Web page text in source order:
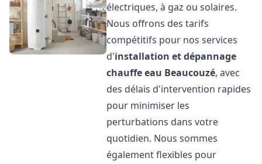
électriques, à gaz ou solaires.
Nous offrons des tarifs
compétitifs pour nos services
d'installation et dépannage
chauffe eau Beaucouzé, avec
des délais d'intervention rapides
pour minimiser les
perturbations dans votre
quotidien. Nous sommes
également flexibles pour